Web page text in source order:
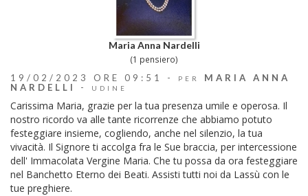
Maria Anna Nardelli
(1 pensiero)
19/02/2023 ORE 09:51 - PER
MARIA ANNA
NARDELLI
- UDINE
Carissima Maria, grazie per la tua presenza umile e operosa. Il
nostro ricordo va alle tante ricorrenze che abbiamo potuto
festeggiare insieme, cogliendo, anche nel silenzio, la tua
vivacità. Il Signore ti accolga fra le Sue braccia, per intercessione
dell' Immacolata Vergine Maria. Che tu possa da ora festeggiare
nel Banchetto Eterno dei Beati. Assisti tutti noi da Lassù con le
tue preghiere.